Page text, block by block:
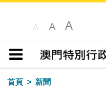
A A A
目錄
首頁
新聞